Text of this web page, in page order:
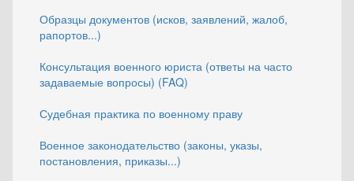
Образцы документов (исков, заявлений, жалоб,
рапортов...)
Консультация военного юриста (ответы на часто
задаваемые вопросы) (FAQ)
Судебная практика по военному праву
Военное законодательство (законы, указы,
постановления, приказы...)